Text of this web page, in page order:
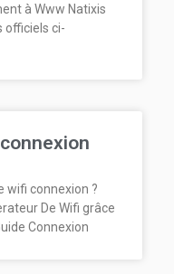
à Www Natixis
officiels ci-
wifi connexion ?
De Wifi grâce
Connexion